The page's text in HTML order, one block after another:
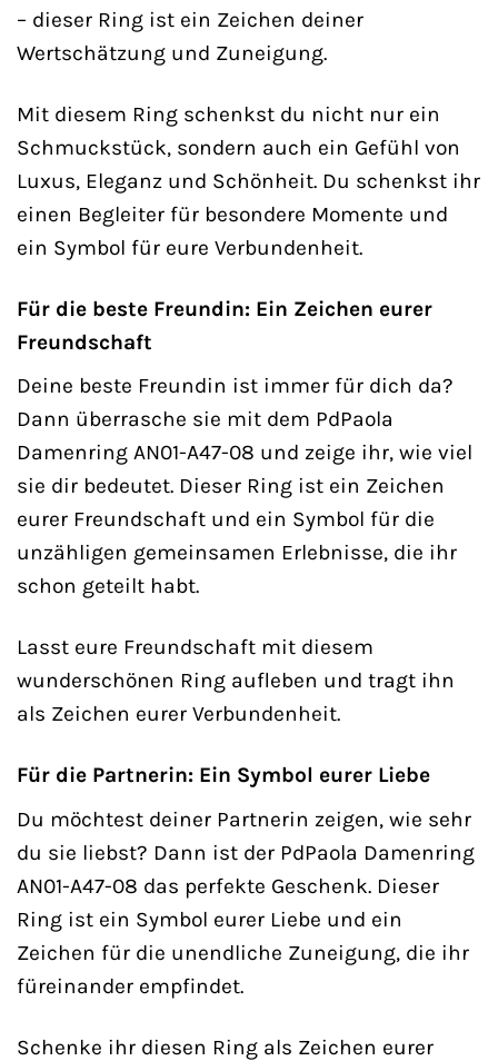
– dieser Ring ist ein Zeichen deiner
Wertschätzung und Zuneigung.
Mit diesem Ring schenkst du nicht nur ein
Schmuckstück, sondern auch ein Gefühl von
Luxus, Eleganz und Schönheit. Du schenkst ihr
einen Begleiter für besondere Momente und
ein Symbol für eure Verbundenheit.
Für die beste Freundin: Ein Zeichen eurer
Freundschaft
Deine beste Freundin ist immer für dich da?
Dann überrasche sie mit dem PdPaola
Damenring AN01-A47-08 und zeige ihr, wie viel
sie dir bedeutet. Dieser Ring ist ein Zeichen
eurer Freundschaft und ein Symbol für die
unzähligen gemeinsamen Erlebnisse, die ihr
schon geteilt habt.
Lasst eure Freundschaft mit diesem
wunderschönen Ring aufleben und tragt ihn
als Zeichen eurer Verbundenheit.
Für die Partnerin: Ein Symbol eurer Liebe
Du möchtest deiner Partnerin zeigen, wie sehr
du sie liebst? Dann ist der PdPaola Damenring
AN01-A47-08 das perfekte Geschenk. Dieser
Ring ist ein Symbol eurer Liebe und ein
Zeichen für die unendliche Zuneigung, die ihr
füreinander empfindet.
Schenke ihr diesen Ring als Zeichen eurer